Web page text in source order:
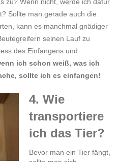
Sollte man gerade auch die
kann es manchmal gnädiger
seinen Lauf zu
des Einfangens und
ich schon weiß, was ich
sollte ich es einfangen!
4. Wie
transportiere
ich das Tier?
Bevor man ein Tier fängt,